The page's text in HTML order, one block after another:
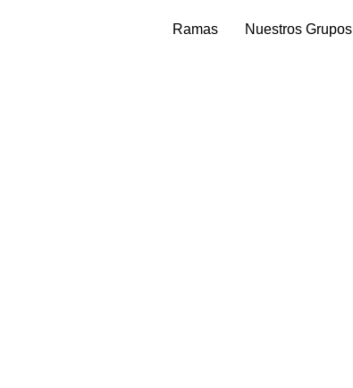
Ramas Nuestros Grupos